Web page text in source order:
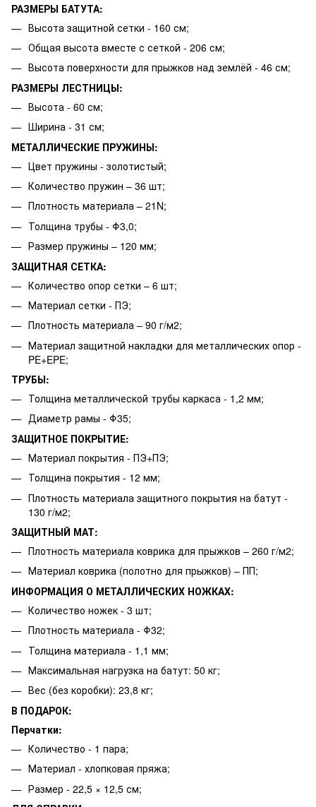
РАЗМЕРЫ БАТУТА:
Высота защитной сетки - 160 см;
Общая высота вместе с сеткой - 206 см;
Высота поверхности для прыжков над землёй - 46 см;
РАЗМЕРЫ ЛЕСТНИЦЫ:
Высота - 60 см;
Ширина - 31 см;
МЕТАЛЛИЧЕСКИЕ ПРУЖИНЫ:
Цвет пружины - золотистый;
Количество пружин – 36 шт;
Плотность материала – 21N;
Толщина трубы - Φ3,0;
Размер пружины – 120 мм;
ЗАЩИТНАЯ СЕТКА:
Количество опор сетки – 6 шт;
Материал сетки - ПЭ;
Плотность материала – 90 г/м2;
Материал защитной накладки для металлических опор -
PE+EPE;
ТРУБЫ:
Толщина металлической трубы каркаса - 1,2 мм;
Диаметр рамы - Φ35;
ЗАЩИТНОЕ ПОКРЫТИЕ:
Материал покрытия - ПЭ+ПЭ;
Толщина покрытия - 12 мм;
Плотность материала защитного покрытия на батут -
130 г/м2;
ЗАЩИТНЫЙ МАТ:
Плотность материала коврика для прыжков – 260 г/м2;
Материал коврика (полотно для прыжков) – ПП;
ИНФОРМАЦИЯ О МЕТАЛЛИЧЕСКИХ НОЖКАХ:
Количество ножек - 3 шт;
Плотность материала - Φ32;
Толщина материала - 1,1 мм;
Максимальная нагрузка на батут: 50 кг;
Вес (без коробки): 23,8 кг;
В ПОДАРОК:
Перчатки:
Количество - 1 пара;
Материал - хлопковая пряжа;
Размер - 22,5 × 12,5 см;